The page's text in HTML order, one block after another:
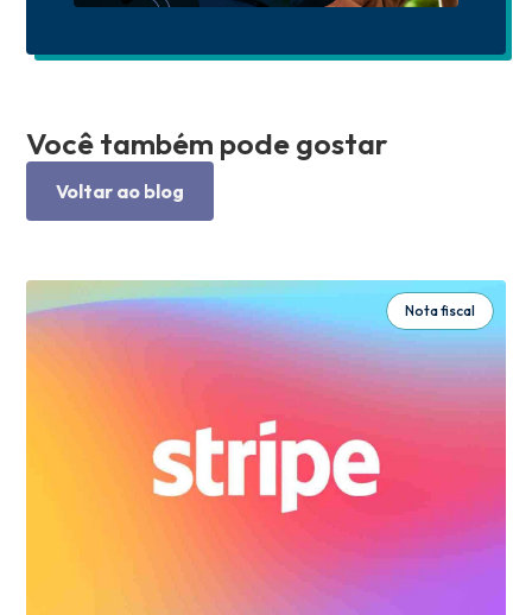
Você também pode gostar
Voltar ao blog
Nota fiscal